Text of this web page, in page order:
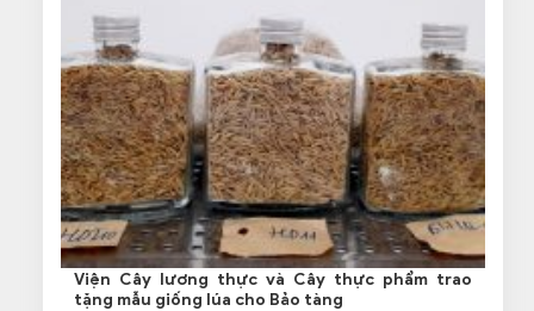
Viện Cây lương thực và Cây thực phẩm trao
tặng mẫu giống lúa cho Bảo tàng